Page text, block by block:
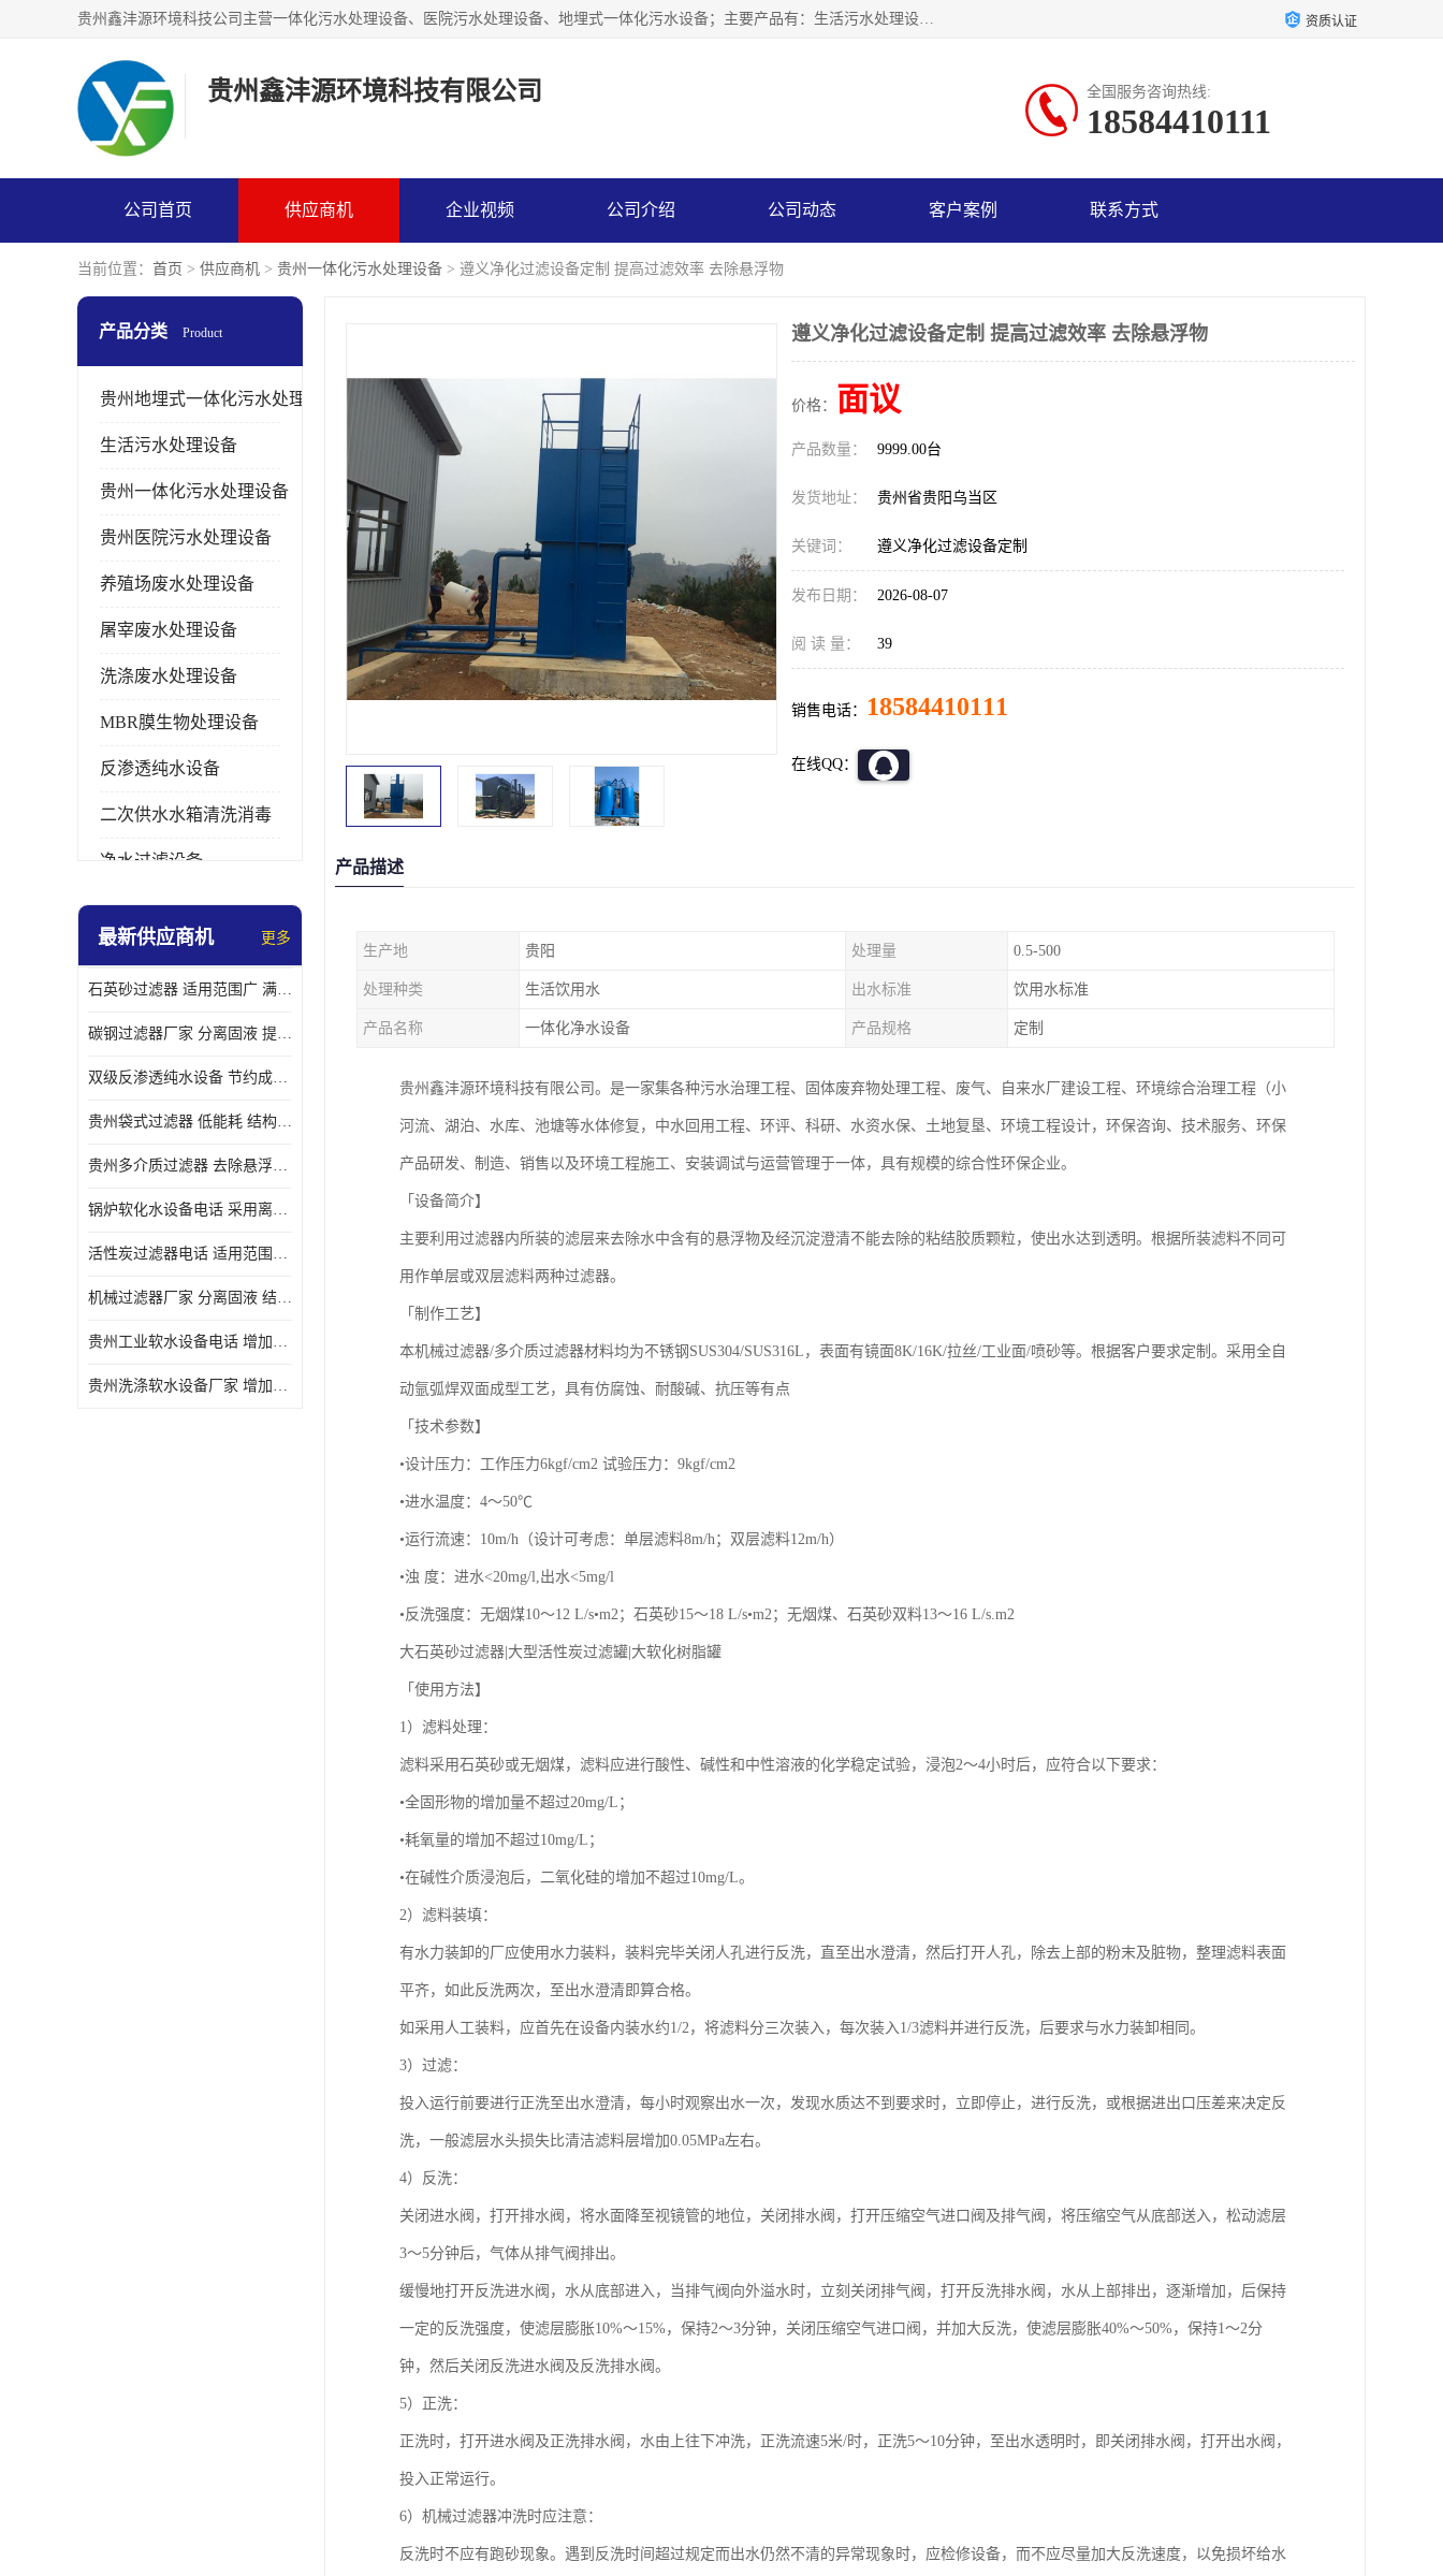
贵州鑫沣源环境科技公司主营一体化污水处理设备、医院污水处理设备、地埋式一体化污水设备；主要产品有：生活污水处理设备，养殖场废水处理设备，屠宰废水处理设备，洗涤废水处理设备，MBR膜生物处理设备，反渗透纯水设备，二次供水水箱清洗消毒，净水过滤设备，软水设备等。欢迎新老顾客来电咨询！ 资质认证
贵州鑫沣源环境科技有限公司 全国服务咨询热线:
18584410111
公司首页 供应商机 企业视频 公司介绍 公司动态 客户案例 联系方式
当前位置： 首页 > 供应商机 > 贵州一体化污水处理设备 > 遵义净化过滤设备定制 提高过滤效率 去除悬浮物
产品分类 Product
贵州地埋式一体化污水处理设备
生活污水处理设备
贵州一体化污水处理设备
贵州医院污水处理设备
养殖场废水处理设备
屠宰废水处理设备
洗涤废水处理设备
MBR膜生物处理设备
反渗透纯水设备
二次供水水箱清洗消毒
净水过滤设备
软水设备
最新供应商机 更多
石英砂过滤器 适用范围广 满足不同的需求
碳钢过滤器厂家 分离固液 提高过滤效率
双级反渗透纯水设备 节约成本 提供高纯度水
贵州袋式过滤器 低能耗 结构简单
贵州多介质过滤器 去除悬浮物 防止水垢和堵塞
锅炉软化水设备电话 采用离子交换技术 减少维修和更换的成本
活性炭过滤器电话 适用范围广 防止水垢和堵塞
机械过滤器厂家 分离固液 结构简单
贵州工业软水设备电话 增加清洁效果 使水更加清澈 干净
贵州洗涤软水设备厂家 增加清洁效果 减少维修和更换的成本
遵义净化过滤设备定制 提高过滤效率 去除悬浮物
价格： 面议
产品数量： 9999.00台
发货地址： 贵州省贵阳乌当区
关键词： 遵义净化过滤设备定制
发布日期： 2026-08-07
阅 读 量： 39
销售电话： 18584410111
在线QQ：
产品描述
生产地 贵阳 处理量 0.5-500
处理种类 生活饮用水 出水标准 饮用水标准
产品名称 一体化净水设备 产品规格 定制
贵州鑫沣源环境科技有限公司。是一家集各种污水治理工程、固体废弃物处理工程、废气、自来水厂建设工程、环境综合治理工程（小
河流、湖泊、水库、池塘等水体修复，中水回用工程、环评、科研、水资水保、土地复垦、环境工程设计，环保咨询、技术服务、环保
产品研发、制造、销售以及环境工程施工、安装调试与运营管理于一体，具有规模的综合性环保企业。
「设备简介】
主要利用过滤器内所装的滤层来去除水中含有的悬浮物及经沉淀澄清不能去除的粘结胶质颗粒，使出水达到透明。根据所装滤料不同可
用作单层或双层滤料两种过滤器。
「制作工艺】
本机械过滤器/多介质过滤器材料均为不锈钢SUS304/SUS316L，表面有镜面8K/16K/拉丝/工业面/喷砂等。根据客户要求定制。采用全自
动氩弧焊双面成型工艺，具有仿腐蚀、耐酸碱、抗压等有点
「技术参数】
•设计压力：工作压力6kgf/cm2 试验压力：9kgf/cm2
•进水温度：4～50℃
•运行流速：10m/h（设计可考虑：单层滤料8m/h；双层滤料12m/h）
•浊 度：进水<20mg/l,出水<5mg/l
•反洗强度：无烟煤10～12 L/s•m2；石英砂15～18 L/s•m2；无烟煤、石英砂双料13～16 L/s.m2
大石英砂过滤器|大型活性炭过滤罐|大软化树脂罐
「使用方法】
1）滤料处理：
滤料采用石英砂或无烟煤，滤料应进行酸性、碱性和中性溶液的化学稳定试验，浸泡2～4小时后，应符合以下要求：
•全固形物的增加量不超过20mg/L；
•耗氧量的增加不超过10mg/L；
•在碱性介质浸泡后，二氧化硅的增加不超过10mg/L。
2）滤料装填：
有水力装卸的厂应使用水力装料，装料完毕关闭人孔进行反洗，直至出水澄清，然后打开人孔，除去上部的粉末及脏物，整理滤料表面
平齐，如此反洗两次，至出水澄清即算合格。
如采用人工装料，应首先在设备内装水约1/2，将滤料分三次装入，每次装入1/3滤料并进行反洗，后要求与水力装卸相同。
3）过滤：
投入运行前要进行正洗至出水澄清，每小时观察出水一次，发现水质达不到要求时，立即停止，进行反洗，或根据进出口压差来决定反
洗，一般滤层水头损失比清洁滤料层增加0.05MPa左右。
4）反洗：
关闭进水阀，打开排水阀，将水面降至视镜管的地位，关闭排水阀，打开压缩空气进口阀及排气阀，将压缩空气从底部送入，松动滤层
3～5分钟后，气体从排气阀排出。
缓慢地打开反洗进水阀，水从底部进入，当排气阀向外溢水时，立刻关闭排气阀，打开反洗排水阀，水从上部排出，逐渐增加，后保持
一定的反洗强度，使滤层膨胀10%～15%，保持2～3分钟，关闭压缩空气进口阀，并加大反洗，使滤层膨胀40%～50%，保持1～2分
钟，然后关闭反洗进水阀及反洗排水阀。
5）正洗：
正洗时，打开进水阀及正洗排水阀，水由上往下冲洗，正洗流速5米/时，正洗5～10分钟，至出水透明时，即关闭排水阀，打开出水阀，
投入正常运行。
6）机械过滤器冲洗时应注意：
反洗时不应有跑砂现象。遇到反洗时间超过规定而出水仍然不清的异常现象时，应检修设备，而不应尽量加大反洗速度，以免损坏给水